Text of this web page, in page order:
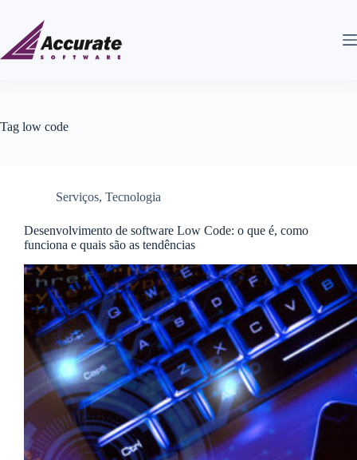
Tag low code
Serviços, Tecnologia
Desenvolvimento de software Low Code: o que é, como
funciona e quais são as tendências